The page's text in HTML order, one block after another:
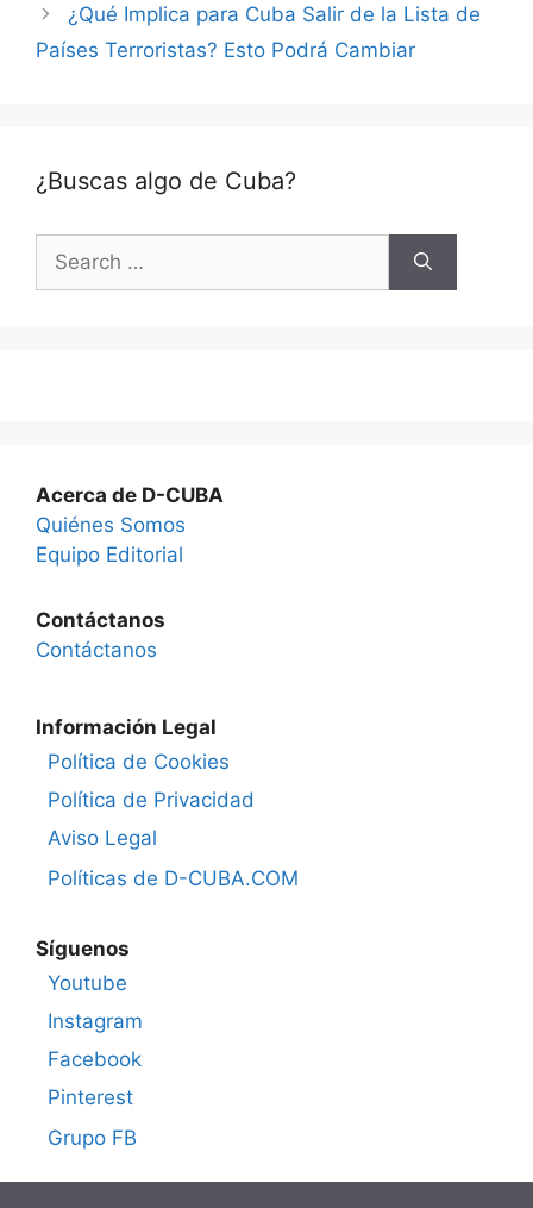
¿Qué Implica para Cuba Salir de la Lista de
Países Terroristas? Esto Podrá Cambiar
¿Buscas algo de Cuba?
for:
Acerca de D-CUBA
Quiénes Somos
Equipo Editorial
Contáctanos
Contáctanos
Información Legal
Política de Cookies
Política de Privacidad
Aviso Legal
Políticas de D-CUBA.COM
Síguenos
Youtube
Instagram
Facebook
Pinterest
Grupo FB